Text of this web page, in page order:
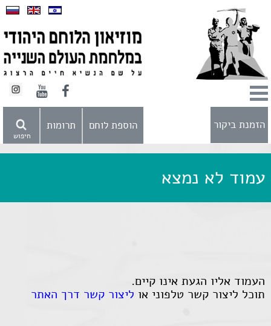
הזמנת ביקור
חיפוש
הוספת לוחם תרומות
עמוד לא נמצא
העמוד אליו הגעת אינו קיים.
תוכל ליצור קשר טלפוני או ליצור קשר דרך האתר